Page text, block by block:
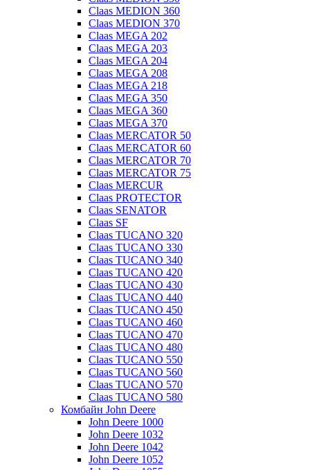
Claas MEDION 360
Claas MEDION 370
Claas MEGA 202
Claas MEGA 203
Claas MEGA 204
Claas MEGA 208
Claas MEGA 218
Claas MEGA 350
Claas MEGA 360
Claas MEGA 370
Claas MERCATOR 50
Claas MERCATOR 60
Claas MERCATOR 70
Claas MERCATOR 75
Claas MERCUR
Claas PROTECTOR
Claas SENATOR
Claas SF
Claas TUCANO 320
Claas TUCANO 330
Claas TUCANO 340
Claas TUCANO 420
Claas TUCANO 430
Claas TUCANO 440
Claas TUCANO 450
Claas TUCANO 460
Claas TUCANO 470
Claas TUCANO 480
Claas TUCANO 550
Claas TUCANO 560
Claas TUCANO 570
Claas TUCANO 580
Комбайн John Deere
John Deere 1000
John Deere 1032
John Deere 1042
John Deere 1052